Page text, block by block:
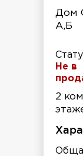
Дом
А,Б
Не в
2
план